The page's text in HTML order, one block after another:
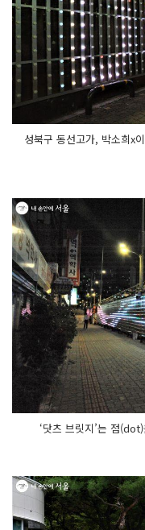
성북구 동선고가, 박소희x
‘닷츠 브릿지’는 점